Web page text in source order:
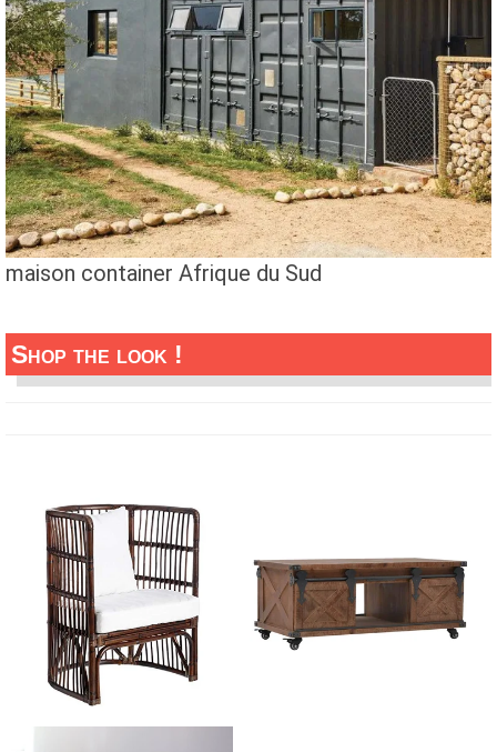
maison container Afrique du Sud
Shop the look !